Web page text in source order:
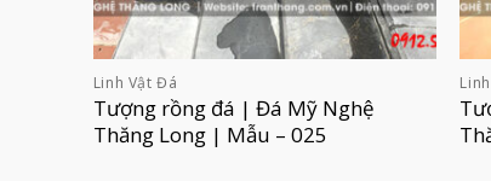
Linh Vật Đá
Tượng rồng đá | Đá Mỹ Nghệ
Thăng Long | Mẫu – 025